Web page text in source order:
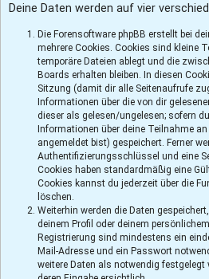
Deine Daten werden auf vier
Die Forensoftware phpBB erstellt bei
mehrere Cookies. Cookies sind kleine
temporäre Dateien ablegt und die
Boards erhalten bleiben. In diesen
Sitzung (damit dir alle Seitenaufrufe
Informationen über die von dir
dieser als gelesen/ungelesen; sofern
Informationen über deine Teilnahme
angemeldet bist) gespeichert. Ferner
Authentifizierungsschlüssel und eine
Cookies haben standardmäßig eine
Cookies kannst du jederzeit über die
löschen.
Weiterhin werden die Daten
deinem Profil oder deinem
Registrierung sind mindestens ein
Mail-Adresse und ein Passwort
weitere Daten als notwendig